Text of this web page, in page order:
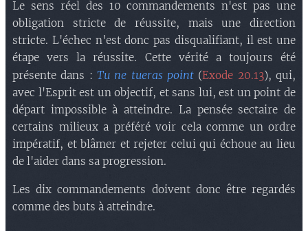
Le sens réel des 10 commandements n'est pas une
obligation stricte de réussite, mais une direction
stricte. L'échec n'est donc pas disqualifiant, il est une
étape vers la réussite. Cette vérité a toujours été
présente dans : Tu ne tueras point (Exode 20.13), qui,
avec l'Esprit est un objectif, et sans lui, est un point de
départ impossible à atteindre. La pensée sectaire de
certains milieux a préféré voir cela comme un ordre
impératif, et blâmer et rejeter celui qui échoue au lieu
de l'aider dans sa progression.
Les dix commandements doivent donc être regardés
comme des buts à atteindre.